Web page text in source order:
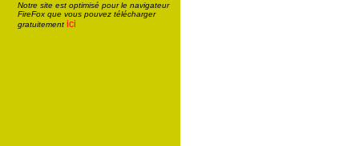
Notre site est optimisé pour le navigateur
FireFox que vous pouvez télécharger
gratuitement ici